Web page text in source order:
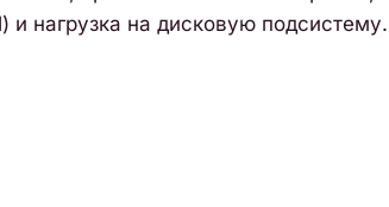
и нагрузка на дисковую подсистему.